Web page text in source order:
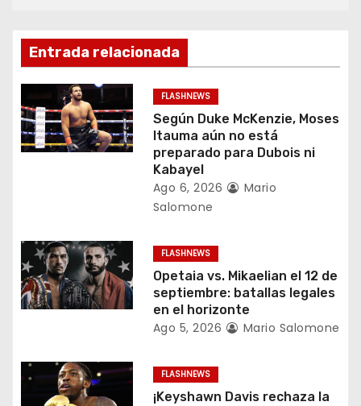
i
ó
n
d
n
t
r
d
Entrada relacionada
FLASHNEWS
Según Duke McKenzie, Moses
Itauma aún no está
preparado para Dubois ni
Kabayel
Ago 6, 2026
Mario
Salomone
FLASHNEWS
Opetaia vs. Mikaelian el 12 de
septiembre: batallas legales
en el horizonte
Ago 5, 2026 Mario Salomone
FLASHNEWS
¡Keyshawn Davis rechaza la